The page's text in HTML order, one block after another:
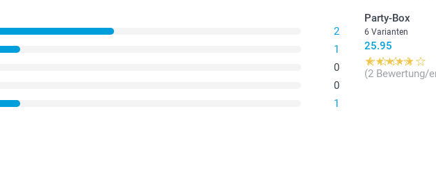
Die
finden Sie hier
2
1
0
0
1
Party-Box
6 Varianten
25.95
(2 Bewertung/